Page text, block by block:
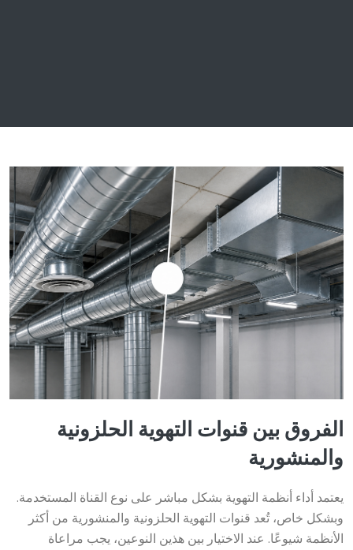
الفروق بين قنوات التهوية الحلزونية
والمنشورية
يعتمد أداء أنظمة التهوية بشكل مباشر على نوع القناة المستخدمة.
وبشكل خاص، تُعد قنوات التهوية الحلزونية والمنشورية من أكثر
الأنظمة شيوعًا. عند الاختيار بين هذين النوعين، يجب مراعاة